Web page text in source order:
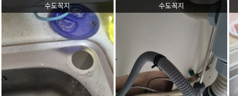
수도꼭지 수도꼭지